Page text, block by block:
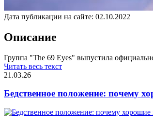
Дата публикации на сайте: 02.10.2022
Описание
Группа "The 69 Eyes" выпустила
Читать весь текст
21.03.26
Бедственное положение: почему